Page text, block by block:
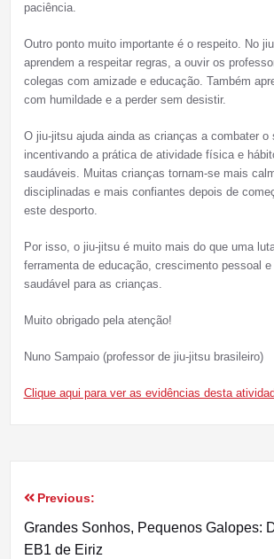
paciência.
Outro ponto muito importante é o respeito. No
aprendem a respeitar regras, a ouvir os
colegas com amizade e educação. Também
com humildade e a perder sem desistir.
O jiu-jitsu ajuda ainda as crianças a combater o
incentivando a prática de atividade física e
saudáveis. Muitas crianças tornam-se mais
disciplinadas e mais confiantes depois de
este desporto.
Por isso, o jiu-jitsu é muito mais do que uma
ferramenta de educação, crescimento pessoal
saudável para as crianças.
Muito obrigado pela atenção!
Nuno Sampaio (professor de jiu-jitsu brasileiro)
Clique aqui para ver as evidências desta
Navegação
de
Previous:
Grandes Sonhos, Pequenos Galopes:
EB1 de Eiriz